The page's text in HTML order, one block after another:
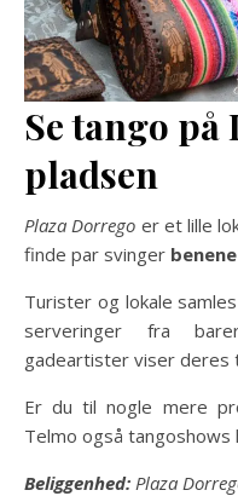
Se tango
pladsen
Plaza Dorrego er et lille
finde par svinger
Turister og lokale
serveringer fra
gadeartister viser deres
Er du til nogle mere
Telmo også tangoshows
Beliggenhed: Plaza